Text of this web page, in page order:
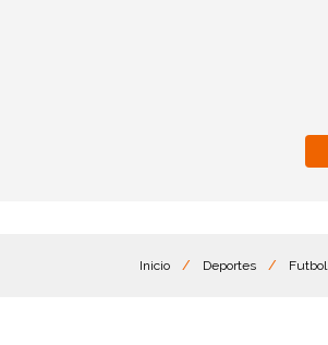
Inicio / Deportes / Futbol